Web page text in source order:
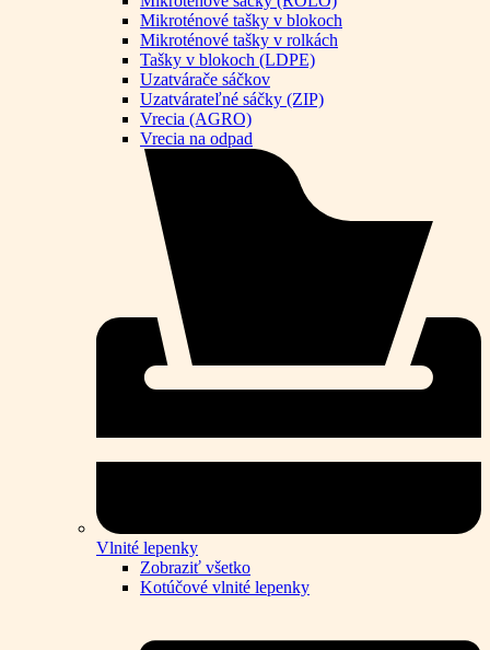
Mikroténové tašky v blokoch
Mikroténové tašky v rolkách
Tašky v blokoch (LDPE)
Uzatvárače sáčkov
Uzatvárateľné sáčky (ZIP)
Vrecia (AGRO)
Vrecia na odpad
Vlnité lepenky
Zobraziť všetko
Kotúčové vlnité lepenky